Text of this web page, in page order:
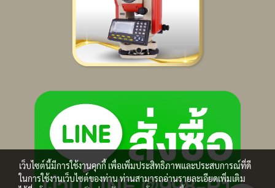
เว็บไซต์นี้มีการใช้งานคุกกี้ เพื่อเพิ่มประสิทธิภาพและประสบการณ์ที่ดี
ในการใช้งานเว็บไซต์ของท่าน ท่านสามารถอ่านรายละเอียดเพิ่มเติม